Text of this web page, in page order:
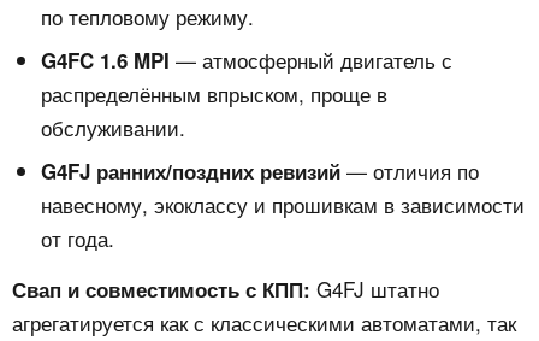
по тепловому режиму.
G4FC 1.6 MPI — атмосферный двигатель с
распределённым впрыском, проще в
обслуживании.
G4FJ ранних/поздних ревизий — отличия по
навесному, экоклассу и прошивкам в зависимости
от года.
Свап и совместимость с КПП: G4FJ штатно
агрегатируется как с классическими автоматами, так